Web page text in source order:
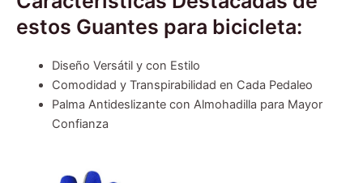
estos Guantes para bicicleta:
Diseño Versátil y con Estilo
Comodidad y Transpirabilidad en Cada Pedaleo
Palma Antideslizante con Almohadilla para Mayor
Confianza